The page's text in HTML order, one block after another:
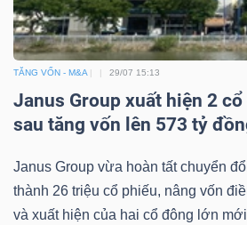
TĂNG VỐN - M&A 29/07 15:13
Janus Group xuất hiện 2
sau tăng vốn lên 573 tỷ
Janus Group vừa hoàn tất chuyển
thành 26 triệu cổ phiếu, nâng vốn
và xuất hiện của hai cổ đông lớn
Truyền